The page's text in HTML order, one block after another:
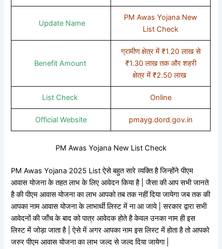
Update Name
PM Awas Yojana New
List Check
Benefit Amount
ग्रामीण क्षेत्र में ₹1.20 लाख से
₹1.30 लाख तक और शहरी
क्षेत्र में ₹2.50 लाख
List Check Online
Official Website pmayg.dord.gov.in
PM Awas Yojana New List Check
PM Awas Yojana 2025 List ऐसे बहुत सारे व्यक्ति है जिन्होंने पीएम
आवास योजना के तहत लाभ के लिए आवेदन किया है | जैसा की आप सभी जानते
है की पीएम आवास योजना का लाभ आपको तब तक नहीं दिया जायेगा जब तक की
आपका नाम आवास योजना के लाभार्थी लिस्ट में ना आ जाये | सरकार द्वारा सभी
आवेदनों की जाँच के बाद को पात्र आवेदक होते है केवल उनका नाम ही इस
लिस्ट में जोड़ा जाता है | ऐसे में अगर आपका नाम इस लिस्ट में होता है तो आपको
जरुर पीएम आवास योजना का लाभ जल्द से जल्द दिया जायेगा |